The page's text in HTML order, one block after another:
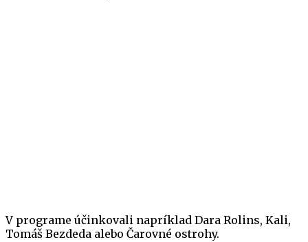
V programe účinkovali napríklad Dara Rolins, Kali,
Tomáš Bezdeda alebo Čarovné ostrohy.